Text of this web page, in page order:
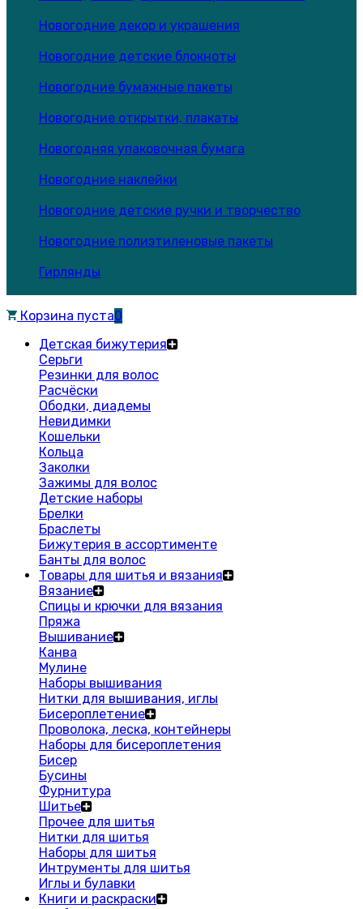
Новогодние декор и украшения
Новогодние детские блокноты
Новогодние бумажные пакеты
Новогодние открытки, плакаты
Новогодняя упаковочная бумага
Новогодние наклейки
Новогодние детские ручки и творчество
Новогодние полиэтиленовые пакеты
Гирлянды
Корзина пуста0
Детская бижутерия
Серьги
Резинки для волос
Расчёски
Ободки, диадемы
Невидимки
Кошельки
Кольца
Заколки
Зажимы для волос
Детские наборы
Брелки
Браслеты
Бижутерия в ассортименте
Банты для волос
Товары для шитья и вязания
Вязание
Спицы и крючки для вязания
Пряжа
Вышивание
Канва
Мулине
Наборы вышивания
Нитки для вышивания, иглы
Бисероплетение
Проволока, леска, контейнеры
Наборы для бисероплетения
Бисер
Бусины
Фурнитура
Шитье
Прочее для шитья
Нитки для шитья
Наборы для шитья
Интрументы для шитья
Иглы и булавки
Книги и раскраски